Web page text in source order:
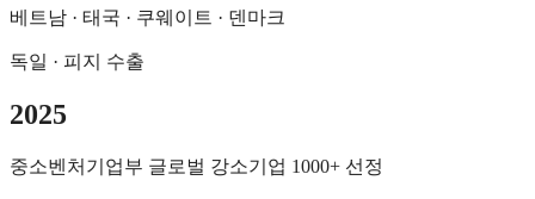
베트남 · 태국 · 쿠웨이트 · 덴마크
독일 · 피지 수출
2025
중소벤처기업부 글로벌 강소기업 1000+ 선정